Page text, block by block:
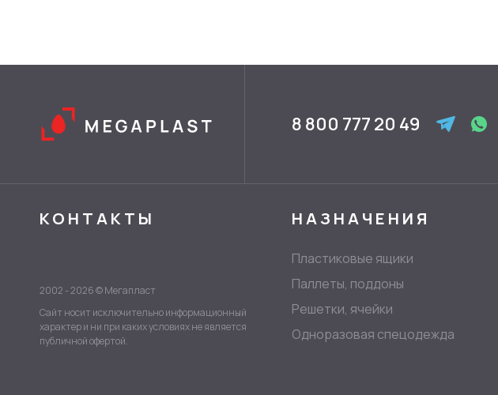
8 800 777 20 49
КОНТАКТЫ
2002 - 2026 © Мегапласт
Сайт носит исключительно информационный
характер и ни при каких условиях не является
публичной офертой.
НАЗНАЧЕНИЯ
Пластиковые ящики
Паллеты, поддоны
Решетки, ячейки
Одноразовая спецодежда